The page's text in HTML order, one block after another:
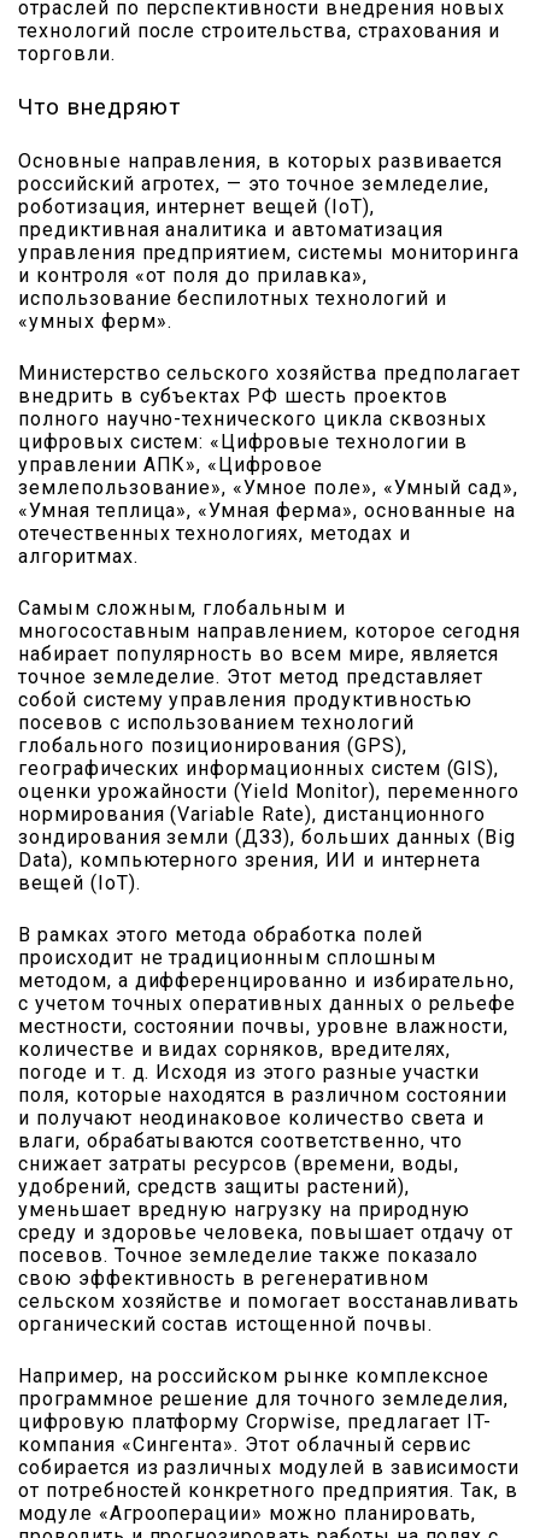
отраслей по перспективности внедрения новых
технологий после строительства, страхования и
торговли.
Что внедряют
Основные направления, в которых развивается
российский агротех, — это точное земледелие,
роботизация, интернет вещей (IoT),
предиктивная аналитика и автоматизация
управления предприятием, системы мониторинга
и контроля «от поля до прилавка»,
использование беспилотных технологий и
«умных ферм».
Министерство сельского хозяйства предполагает
внедрить в субъектах РФ шесть проектов
полного научно-технического цикла сквозных
цифровых систем: «Цифровые технологии в
управлении АПК», «Цифровое
землепользование», «Умное поле», «Умный сад»,
«Умная теплица», «Умная ферма», основанные на
отечественных технологиях, методах и
алгоритмах.
Самым сложным, глобальным и
многосоставным направлением, которое сегодня
набирает популярность во всем мире, является
точное земледелие. Этот метод представляет
собой систему управления продуктивностью
посевов с использованием технологий
глобального позиционирования (GPS),
географических информационных систем (GIS),
оценки урожайности (Yield Monitor), переменного
нормирования (Variable Rate), дистанционного
зондирования земли (ДЗЗ), больших данных (Big
Data), компьютерного зрения, ИИ и интернета
вещей (IoT).
В рамках этого метода обработка полей
происходит не традиционным сплошным
методом, а дифференцированно и избирательно,
с учетом точных оперативных данных о рельефе
местности, состоянии почвы, уровне влажности,
количестве и видах сорняков, вредителях,
погоде и т. д. Исходя из этого разные участки
поля, которые находятся в различном состоянии
и получают неодинаковое количество света и
влаги, обрабатываются соответственно, что
снижает затраты ресурсов (времени, воды,
удобрений, средств защиты растений),
уменьшает вредную нагрузку на природную
среду и здоровье человека, повышает отдачу от
посевов. Точное земледелие также показало
свою эффективность в регенеративном
сельском хозяйстве и помогает восстанавливать
органический состав истощенной почвы.
Например, на российском рынке комплексное
програм­мное решение для точного земледелия,
цифровую платформу Cropwise, предлагает IT-
компания «Сингента». Этот облачный сервис
собирается из различных модулей в зависимости
от потребностей конкретного предприятия. Так, в
модуле «Агрооперации» можно планировать,